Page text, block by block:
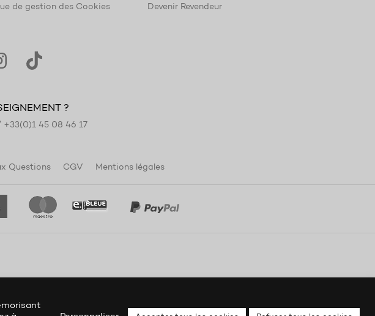
de gestion des Cookies
Devenir Revendeur
?
+33(0)1 45 08 46 17
Questions CGV Mentions légales